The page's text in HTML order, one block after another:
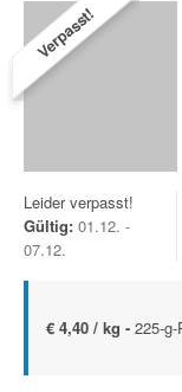
Verpasst!
Leider verpasst!
Gültig: 01.12. -
07.12.
€ 4,40 / kg - 225-